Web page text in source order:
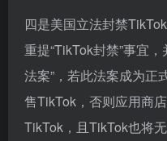
出售则将禁止TikTok在
署行政令，要求字节跳
美国的TikTok业务。随
了行政令，才促使特朗